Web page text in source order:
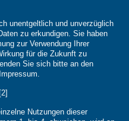
unentgeltlich und unverzüglich
zu erkundigen. Sie haben
zur Verwendung Ihrer
für die Zukunft zu
Sie sich bitte an den
Nutzungen dieser